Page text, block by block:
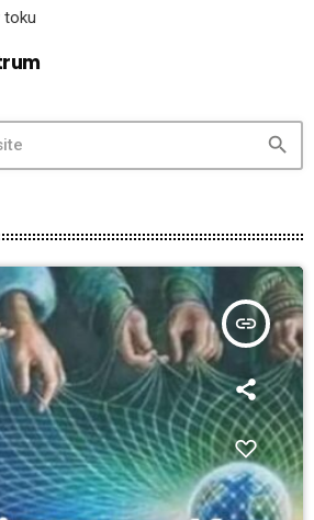
toku
search
insert_link